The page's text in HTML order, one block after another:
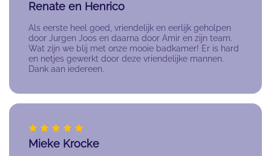
Renate en Henrico
Als eerste heel goed, vriendelijk en eerlijk geholpen
door Jurgen Joos en daarna door Amir en zijn team.
Wat zijn we blij met onze mooie badkamer! Er is hard
en netjes gewerkt door deze vriendelijke mannen.
Dank aan iedereen.
Mieke Krocke